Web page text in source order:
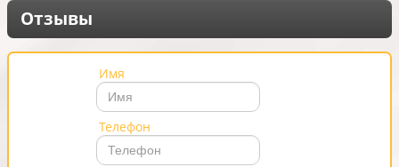
Бетонные кольца эконом 1,5м – это
достаточно прочный и доступный в
экономическом плане строительный
материал. Широкое применение
бетонные кольца эконом 15м. цена в
Харькове оптимально низкая,
изготовленные из бетонного раствора,
Отзывы
Имя
Телефон